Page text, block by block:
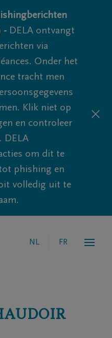
- DELA ontvangt
via
Onder het
tracht men
Klik niet op
en controleer
DELA
om dit te
phishing en
volledig uit te
NL FR